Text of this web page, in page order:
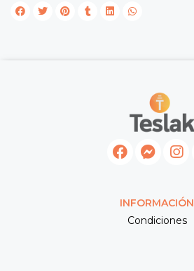
INFORMACIÓN
Condiciones